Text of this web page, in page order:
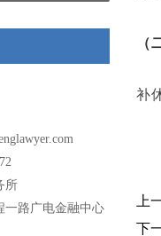
所
一路广电金融中心
（
补
上
下